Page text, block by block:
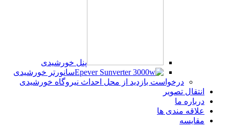
پنل خورشیدی
سانورتر خورشیدی
درخواست بازدید از محل احداث نیروگاه خورشیدی
انتقال تصویر
درباره ما
علاقه مندی ها
مقایسه